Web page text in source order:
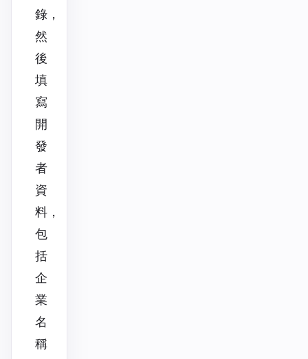
錄，
然
後
填
寫
開
發
者
資
料，
包
括
企
業
名
稱